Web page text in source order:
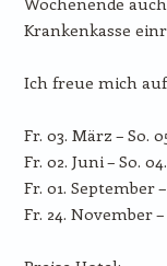
Krankenkasse
Ich freue mich
Fr. 03. März – So.
Fr. 02. Juni – So.
Fr. 01. September
Fr. 24. November